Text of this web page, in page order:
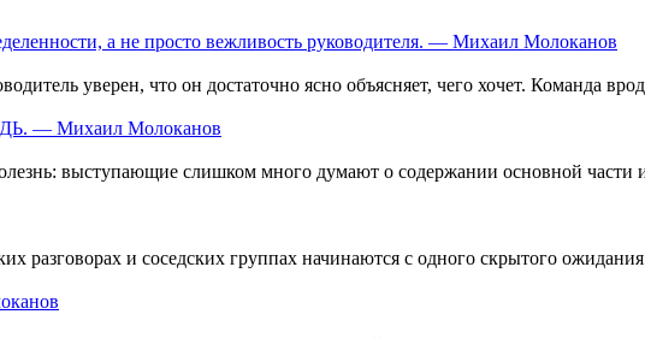
а не просто вежливость руководителя. — Михаил Молоканов
уверен, что он достаточно ясно объясняет, чего хочет. Команда
— Михаил Молоканов
выступающие слишком много думают о содержании основной
разговорах и соседских группах начинаются с одного скрытого